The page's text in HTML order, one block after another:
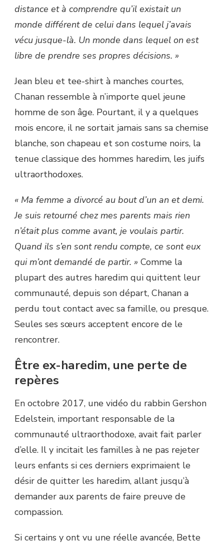
distance et à comprendre qu’il existait un
monde différent de celui dans lequel j’avais
vécu jusque-là. Un monde dans lequel on est
libre de prendre ses propres décisions. »
Jean bleu et tee-shirt à manches courtes,
Chanan ressemble à n’importe quel jeune
homme de son âge. Pourtant, il y a quelques
mois encore, il ne sortait jamais sans sa chemise
blanche, son chapeau et son costume noirs, la
tenue classique des hommes haredim, les juifs
ultraorthodoxes.
« Ma femme a divorcé au bout d’un an et demi.
Je suis retourné chez mes parents mais rien
n’était plus comme avant, je voulais partir.
Quand ils s’en sont rendu compte, ce sont eux
qui m’ont demandé de partir. » Comme la
plupart des autres haredim qui quittent leur
communauté, depuis son départ, Chanan a
perdu tout contact avec sa famille, ou presque.
Seules ses sœurs acceptent encore de le
rencontrer.
Être ex-haredim, une perte de
repères
En octobre 2017, une vidéo du rabbin Gershon
Edelstein, important responsable de la
communauté ultraorthodoxe, avait fait parler
d’elle. Il y incitait les familles à ne pas rejeter
leurs enfants si ces derniers exprimaient le
désir de quitter les haredim, allant jusqu’à
demander aux parents de faire preuve de
compassion.
Si certains y ont vu une réelle avancée, Bette